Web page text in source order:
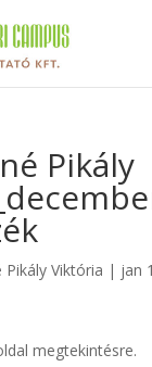
Pikály
Viktória | jan
megtekintésre.